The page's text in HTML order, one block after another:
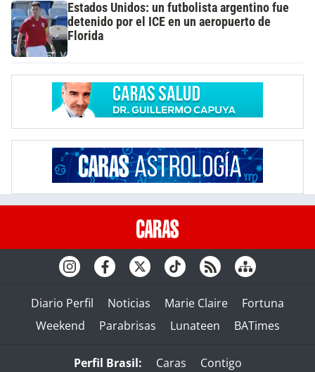
Estados Unidos: un futbolista argentino fue
detenido por el ICE en un aeropuerto de
Florida
Diario Perfil Noticias Marie Claire
Fortuna
Weekend
Parabrisas Lunateen BATimes
Perfil Brasil: Caras
Contigo